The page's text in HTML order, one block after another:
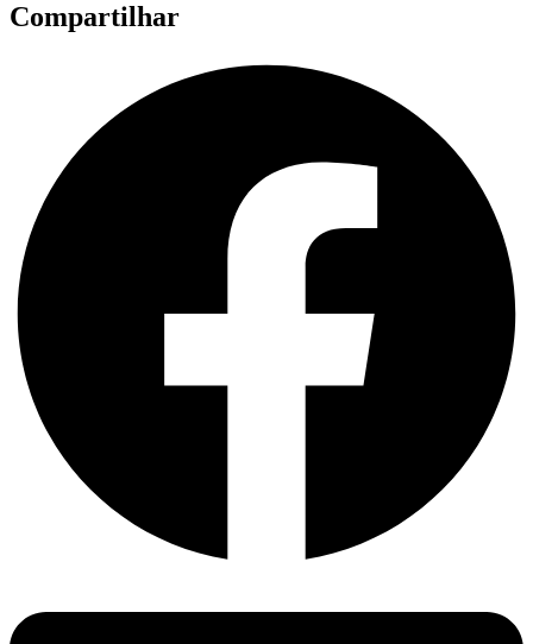
Compartilhar